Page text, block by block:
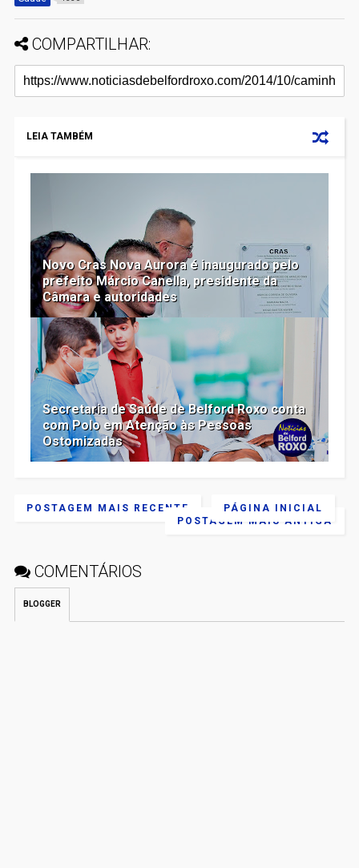
COMPARTILHAR:
LEIA TAMBÉM
Novo Cras Nova Aurora é inaugurado pelo
prefeito Márcio Canella, presidente da
Câmara e autoridades
Secretaria de Saúde de Belford Roxo conta
com Polo em Atenção às Pessoas
Ostomizadas
POSTAGEM MAIS RECENTE
POSTAGEM MAIS ANTIGA
PÁGINA INICIAL
COMENTÁRIOS
BLOGGER